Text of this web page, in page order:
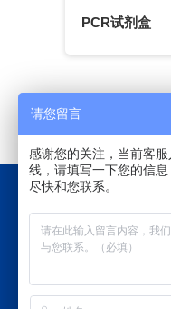
PCR试剂盒
订购指南
大包装询价
请您留言
感谢您的关注，当前客
线，请填写一下您的信息
尽快和您联系。